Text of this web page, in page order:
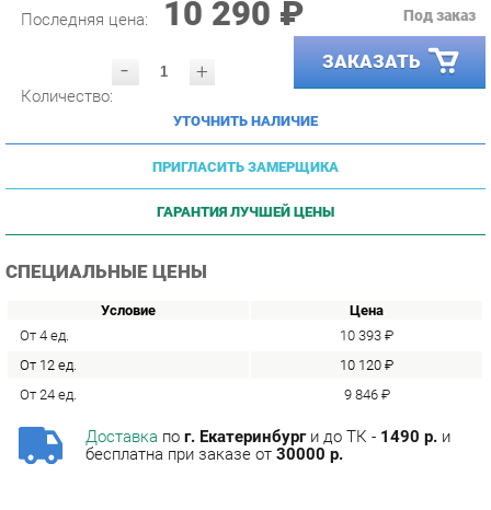
- + ЗАКАЗАТЬ
УТОЧНИТЬ НАЛИЧИЕ
ПРИГЛАСИТЬ ЗАМЕРЩИКА
ГАРАНТИЯ ЛУЧШЕЙ ЦЕНЫ
СПЕЦИАЛЬНЫЕ ЦЕНЫ
От 4 ед.
10 120 ₽
От 24 ед.
9 846 ₽
Сборкас базовой гарантией12месяцев -